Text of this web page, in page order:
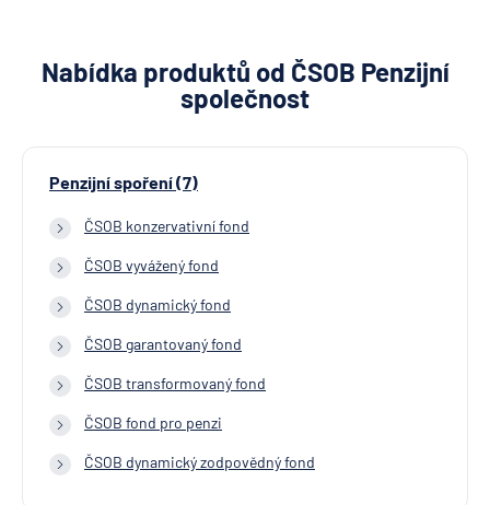
Nabídka produktů od ČSOB Penzijní
společnost
Penzijní spoření (7)
ČSOB konzervativní fond
ČSOB vyvážený fond
ČSOB dynamický fond
ČSOB garantovaný fond
ČSOB transformovaný fond
ČSOB fond pro penzi
ČSOB dynamický zodpovědný fond